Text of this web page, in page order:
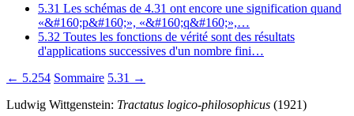
5.31 Les schémas de 4.31 ont encore une signification quand
«&#160;p&#160;», «&#160;q&#160;»,…
5.32 Toutes les fonctions de vérité sont des résultats
d'applications successives d'un nombre fini…
← 5.254 Sommaire 5.31 →
Ludwig Wittgenstein: Tractatus logico-philosophicus (1921)